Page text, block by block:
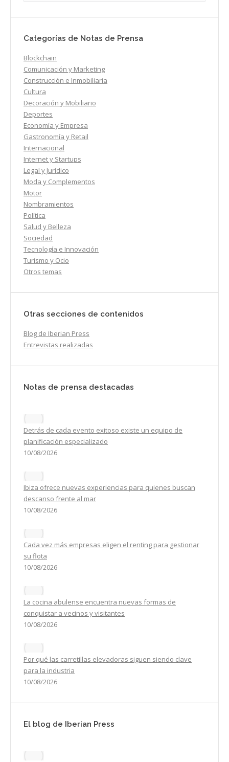
Categorías de Notas de Prensa
Blockchain
Comunicación y Marketing
Construcción e Inmobiliaria
Cultura
Decoración y Mobiliario
Deportes
Economía y Empresa
Gastronomía y Retail
Internacional
Internet y Startups
Legal y Jurídico
Moda y Complementos
Motor
Nombramientos
Política
Salud y Belleza
Sociedad
Tecnología e Innovación
Turismo y Ocio
Otros temas
Otras secciones de contenidos
Blog de Iberian Press
Entrevistas realizadas
Notas de prensa destacadas
Detrás de cada evento exitoso existe un equipo de
planificación especializado
10/08/2026
Ibiza ofrece nuevas experiencias para quienes buscan
descanso frente al mar
10/08/2026
Cada vez más empresas eligen el renting para gestionar
su flota
10/08/2026
La cocina abulense encuentra nuevas formas de
conquistar a vecinos y visitantes
10/08/2026
Por qué las carretillas elevadoras siguen siendo clave
para la industria
10/08/2026
El blog de Iberian Press